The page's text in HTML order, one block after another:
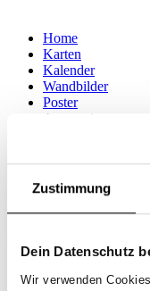
Zustimmung
Dein Datenschutz
Wir verwenden
Home
Karten
Kalender
Wandbilder
Poster
Accessoires
Blog
Fotogewinnspiel
Menü schließen
Kategorien